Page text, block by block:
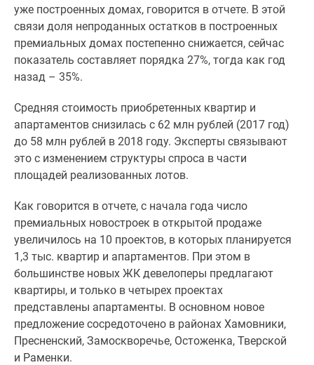
карте
Ипотечный
калькулятор
Семейная
ипотека
Военная
ипотека
Новости
недвижимости
Мнение
эксперта
Аналитика
рынка
Покупателю
Экспертиза
новостроек
Эксперты
уже построенных домах, говорится в отчете. В этой
связи доля непроданных остатков в построенных
премиальных домах постепенно снижается, сейчас
показатель составляет порядка 27%, тогда как год
назад – 35%.
Средняя стоимость приобретенных квартир и
апартаментов снизилась с 62 млн рублей (2017 год)
до 58 млн рублей в 2018 году. Эксперты связывают
это с изменением структуры спроса в части
площадей реализованных лотов.
Как говорится в отчете, с начала года число
премиальных новостроек в открытой продаже
увеличилось на 10 проектов, в которых планируется
1,3 тыс. квартир и апартаментов. При этом в
большинстве новых ЖК девелоперы предлагают
квартиры, и только в четырех проектах
представлены апартаменты. В основном новое
предложение сосредоточено в районах Хамовники,
Пресненский, Замоскворечье, Остоженка, Тверской
и Раменки.